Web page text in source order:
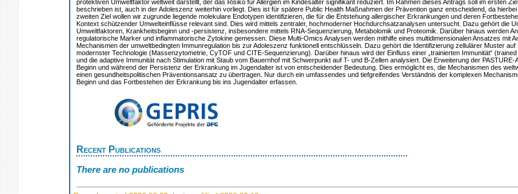
protektiven Umweltfaktor weltweit darstellt, der das Risiko für Allergien im Kindesalter signifikant reduziert. Im Rahmen dieses Antrags soll im ersten
beschrieben ist, auch in der Adoleszenz weiterhin vorliegt. Dies ist für spätere Public Health Maßnahmen der Prävention ganz entscheidend, da
zweiten Ziel wollen wir zugrunde liegende molekulare Endotypen identifizieren, die für die Entstehung allergischer Erkrankungen und deren
Kontext schützender Umwelteinflüsse relevant sind. Dies wird mittels zentraler, hochmoderner Hochdurchsatzanalysen untersucht. Dazu gehört die
Umweltfaktoren, Krankheitsbeginn und -persistenz, insbesondere mittels RNA-Sequenzierung, Metabolomik und Proteomik. Darüber hinaus werden
regulatorische Marker und inflammatorische Zytokine gemessen. Diese Multi-Omics Analysen werden mithilfe eines multidimensionalen Ansatzes mit
Mechanismen der umweltbedingten Immunregulation bis zur Adoleszenz funktionell entschlüsseln. Dazu gehört die Identifizierung zellulärer Muster
modernster Technologie (Massenzytometrie, CyTOF und CITE-Sequenzierung). Darüber hinaus wird der Einfluss einer „trainierten Immunität“
und die adaptive Immunität nach Stimulation mit Staub vom Bauernhof mit Schwerpunkt auf T- und B-Zellen analysiert. Die Erweiterung der
Beginn und während der Persistenz der Erkrankung im Jugendalter ist von entscheidender Bedeutung. Dies ermöglicht es, die Mechanismen des
einen gesundheitspolitischen Präventionsansatz zu übertragen. Nur durch ein umfassendes und tiefgreifendes Verständnis der komplexen
Beginn und das Fortbestehen der Erkrankung bis ins Jugendalter erfassen.
Recent Publications
There are no publications